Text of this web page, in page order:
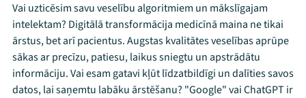
Vai uzticēsim savu veselību algoritmiem un mākslīgajam
intelektam? Digitālā transformācija medicīnā maina ne tikai
ārstus, bet arī pacientus. Augstas kvalitātes veselības aprūpe
sākas ar precīzu, patiesu, laikus sniegtu un apstrādātu
informāciju. Vai esam gatavi kļūt līdzatbildīgi un dalīties savos
datos, lai saņemtu labāku ārstēšanu? "Google" vai ChatGPT ir